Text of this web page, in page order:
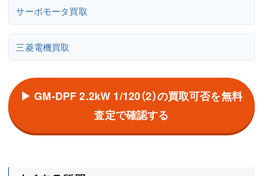
サーボモータ買取
三菱電機買取
▶ GM-DPF 2.2kW 1/120（2）の買取可否を無料
査定で確認する